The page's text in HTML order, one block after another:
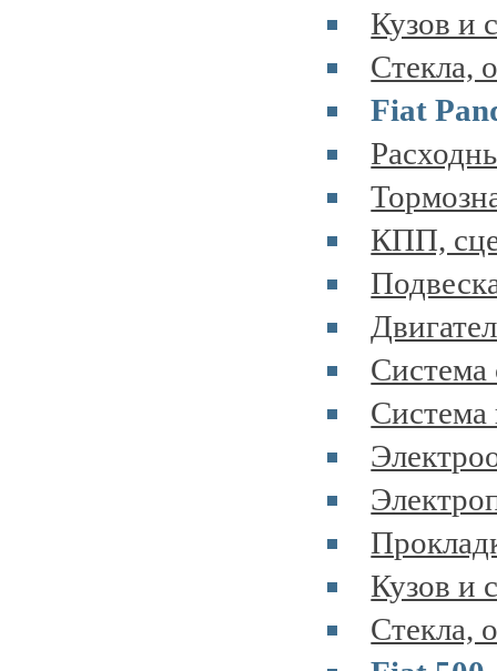
Кузов и
Стекла,
Fiat
КПП,
Система
Система
Кузов и
Стекла,